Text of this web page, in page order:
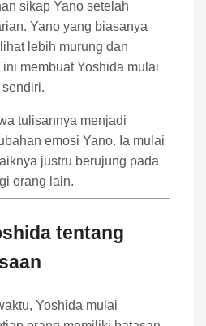
sikap Yano setelah
Yano yang biasanya
lebih murung dan
membuat Yoshida mulai
tulisannya menjadi
emosi Yano. Ia mulai
justru berujung pada
orang lain.
tentang
Yoshida mulai